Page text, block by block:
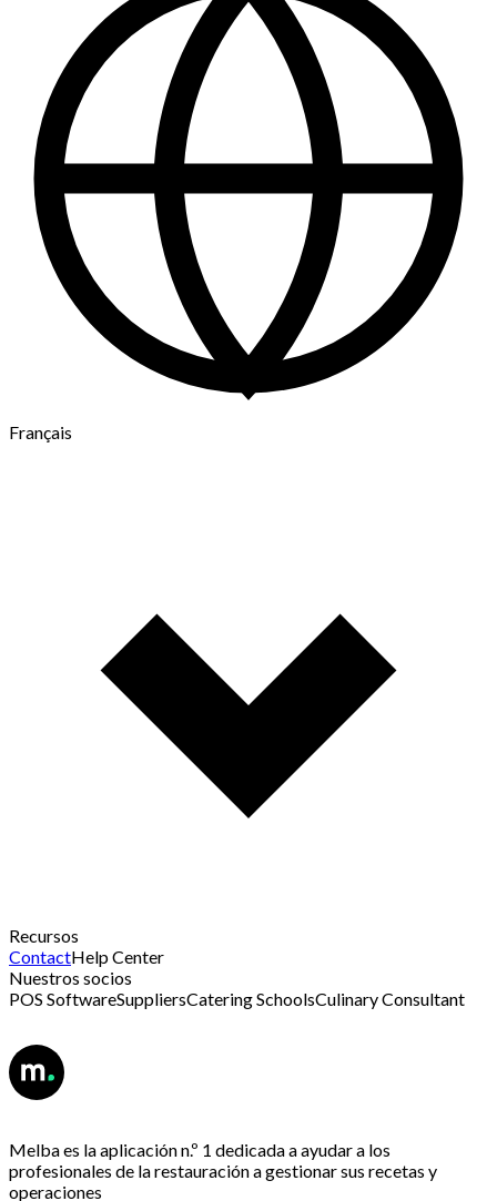
Français
Recursos
ContactHelp Center
Nuestros socios
POS SoftwareSuppliersCatering SchoolsCulinary Consultant
Melba es la aplicación n.º 1 dedicada a ayudar a los
profesionales de la restauración a gestionar sus recetas y
operaciones